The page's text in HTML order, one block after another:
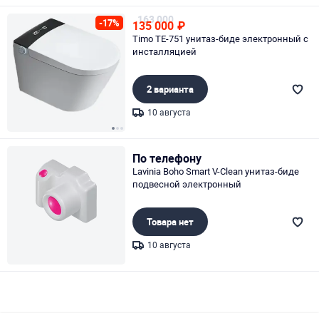
-17% 163 000
135 000 ₽
Timo TE-751 унитаз-биде электронный с
инсталляцией
2 варианта
10 августа
По телефону
Lavinia Boho Smart V-Clean унитаз-биде
подвесной электронный
Товара нет
10 августа